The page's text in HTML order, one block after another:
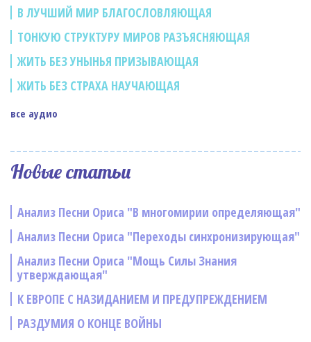
В ЛУЧШИЙ МИР БЛАГОСЛОВЛЯЮЩАЯ
ТОНКУЮ СТРУКТУРУ МИРОВ РАЗЪЯСНЯЮЩАЯ
ЖИТЬ БЕЗ УНЫНЬЯ ПРИЗЫВАЮЩАЯ
ЖИТЬ БЕЗ СТРАХА НАУЧАЮЩАЯ
все аудио
Новые статьи
Анализ Песни Ориса "В многомирии определяющая"
Анализ Песни Ориса "Переходы синхронизирующая"
Анализ Песни Ориса "Мощь Силы Знания
утверждающая"
К ЕВРОПЕ С НАЗИДАНИЕМ И ПРЕДУПРЕЖДЕНИЕМ
РАЗДУМИЯ О КОНЦЕ ВОЙНЫ